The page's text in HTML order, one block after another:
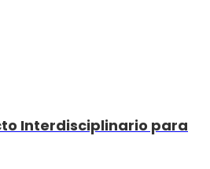
Interdisciplinario para